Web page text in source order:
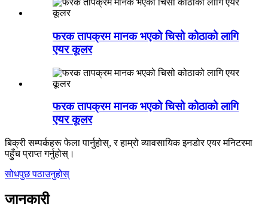
फरक तापक्रम मानक भएको चिसो कोठाको लागि
एयर कूलर
फरक तापक्रम मानक भएको चिसो कोठाको लागि
एयर कूलर
बिक्री सम्पर्कहरू फेला पार्नुहोस्, र हाम्रो व्यावसायिक इनडोर एयर मनिटरमा
पहुँच प्राप्त गर्नुहोस्।
सोधपुछ पठाउनुहोस्
जानकारी